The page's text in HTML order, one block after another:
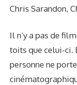
Chris Sarandon,
Il n’y a pas de
toits que celui-ci.
personne ne